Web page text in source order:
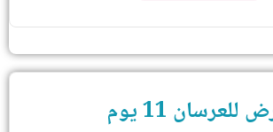
للعرسان 11 يوم